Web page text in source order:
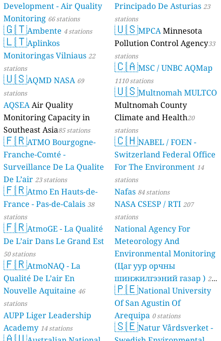
Development - Air Quality
Monitoring 66 stations
🇬🇹Ambente 4 stations
🇱🇹Aplinkos
Monitoringas Vilniaus 22
stations
🇺🇸AQMD NASA 69
stations
AQSEAAir Quality
Monitoring Capacity in
Southeast Asia85 stations
🇫🇷ATMO Bourgogne-
Franche-Comté -
Surveillance De La Qualite
De L’air 23 stations
🇫🇷Atmo En Hauts-de-
France - Pas-de-Calais 38
stations
🇫🇷AtmoGE - La Qualité
De L’air Dans Le Grand Est
50 stations
🇫🇷AtmoNAQ - La
Qualité De L’air En
Nouvelle Aquitaine 46
stations
AUPP Liger Leadership
Academy 14 stations
Principado De Asturias 23
stations
🇺🇸MPCAMinnesota
Pollution Control Agency33
stations
🇨🇦MSC / UNBC AQMap
1110 stations
🇺🇸Multnomah MULTCO
Multnomah County
Climate and Health20
stations
🇨🇭NABEL / FOEN -
Switzerland Federal Office
For The Environment 14
stations
Nafas 84 stations
NASA CSESP / RTI 207
stations
National Agency For
Meteorology And
Environmental Monitoring
(Цаг уур орчны
шинжилгээний газар ) 21
stations
🇵🇪National University
Of San Agustin Of
Arequipa 0 stations
🇸🇪Natur Vårdsverket -